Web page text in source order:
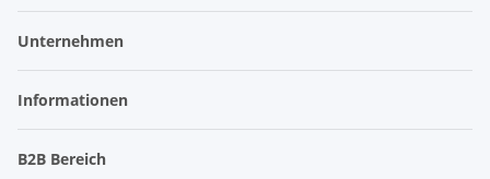
Unternehmen
Informationen
B2B Bereich